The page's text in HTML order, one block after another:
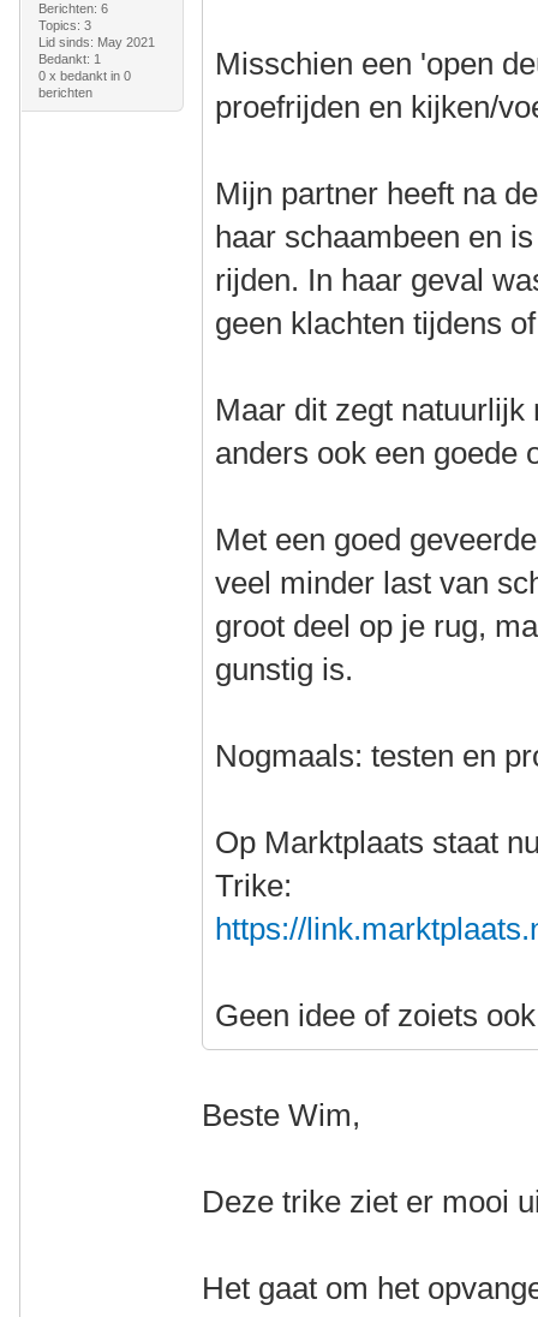
Berichten: 6
Topics: 3
Lid sinds: May 2021
Bedankt: 1
0 x bedankt in 0
berichten
Misschien een 'open
proefrijden en kijken/
Mijn partner heeft na
haar schaambeen en
rijden. In haar geval
geen klachten tijdens
Maar dit zegt
anders ook een goede
Met een goed
veel minder last van
groot deel op je rug,
gunstig is.
Nogmaals: testen en
Op Marktplaats staat
Trike:
https://
Geen idee of zoiets
Beste Wim,
Deze trike ziet er mooi
Het gaat om het